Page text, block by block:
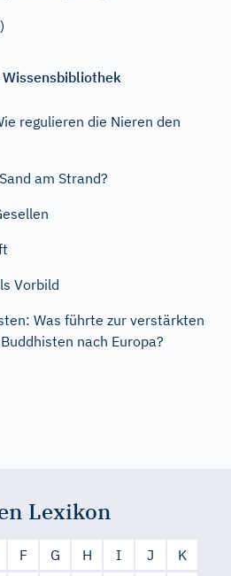
regulieren die Nieren den
am Strand?
Vorbild
Was führte zur verstärkten
nach Europa?
Lexikon
F G H I J
K